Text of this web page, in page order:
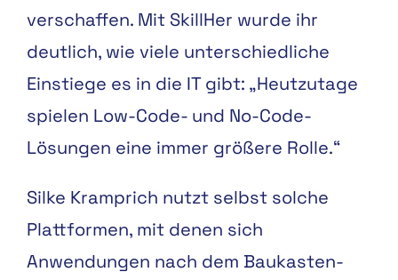
verschaffen. Mit SkillHer wurde ihr
deutlich, wie viele unterschiedliche
Einstiege es in die IT gibt: „Heutzutage
spielen Low-Code- und No-Code-
Lösungen eine immer größere Rolle.“
Silke Kramprich nutzt selbst solche
Plattformen, mit denen sich
Anwendungen nach dem Baukasten-